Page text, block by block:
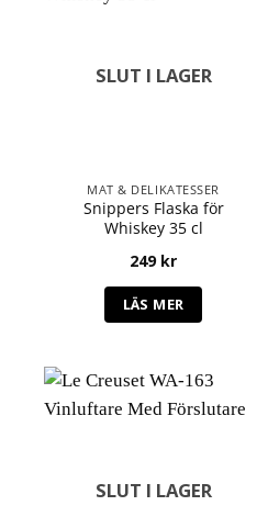
SLUT I LAGER
MAT & DELIKATESSER
Snippers Flaska för
Whiskey 35 cl
249 kr
LÄS MER
SLUT I LAGER